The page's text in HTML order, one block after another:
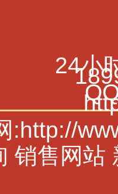
24小
:http://
销售网站